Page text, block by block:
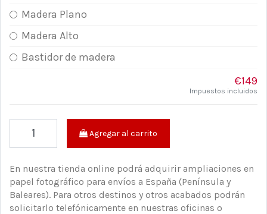
Madera Plano
Madera Alto
Bastidor de madera
€149
Impuestos incluidos
Agregar al carrito
En nuestra tienda online podrá adquirir ampliaciones en
papel fotográfico para envíos a España (Península y
Baleares). Para otros destinos y otros acabados podrán
solicitarlo telefónicamente en nuestras oficinas o